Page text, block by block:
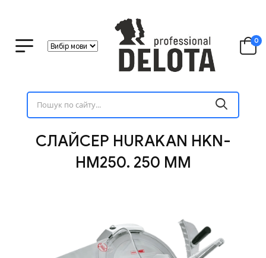
0
СЛАЙСЕР HURAKAN HKN-
HM250. 250 ММ